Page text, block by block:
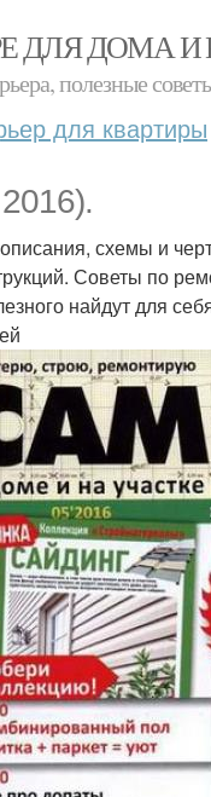
ДЛЯ ДОМА
полезные
для квартиры
схемы и
Советы по
найдут для